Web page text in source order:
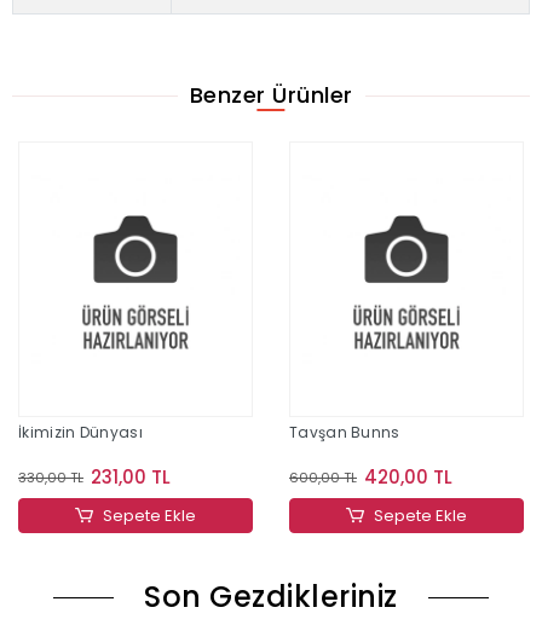
Benzer Ürünler
İkimizin Dünyası
330,00 TL 231,00 TL
Sepete Ekle
Tavşan Bunns
600,00 TL 420,00 TL
Sepete Ekle
Son Gezdikleriniz